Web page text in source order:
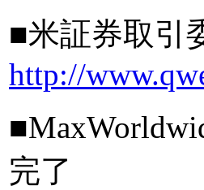
■米証券取引
http://
完了